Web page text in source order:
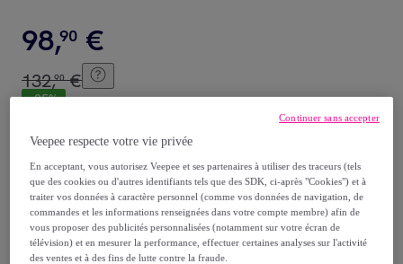
98,90 €
132,90 €
-25%
Reprise possible de votre ancien produit
voir les conditions.
Vendu parAosom
Veepee respecte votre vie privée
En acceptant, vous autorisez Veepee et ses partenaires à utiliser des traceurs (tels
que des cookies ou d'autres identifiants tels que des SDK, ci-après "Cookies") et à
traiter vos données à caractère personnel (comme vos données de navigation, de
commandes et les informations renseignées dans votre compte membre) afin de
vous proposer des publicités personnalisées (notamment sur votre écran de
télévision) et en mesurer la performance, effectuer certaines analyses sur l'activité
des ventes et à des fins de lutte contre la fraude.
Continuer sans accepter